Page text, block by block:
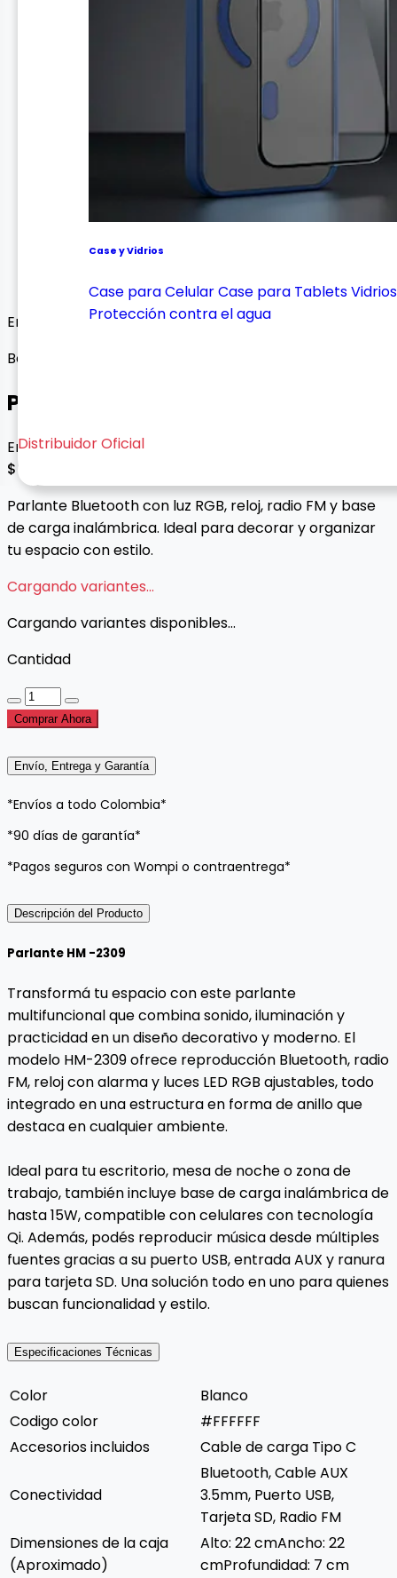
Case y Vidrios
Case para CelularCase para TabletsVidrios
Protección contra el agua
Distribuidor Oficial
Envío Gratis
Bocinas
Parlante Bluetooth HM-2309
Envío gratis con esta oferta
$ 160.000
Parlante Bluetooth con luz RGB, reloj, radio FM y base
de carga inalámbrica. Ideal para decorar y organizar
tu espacio con estilo.
Cargando variantes...
Cargando variantes disponibles...
Cantidad
Comprar Ahora
Envío, Entrega y Garantía
*Envíos a todo Colombia*
*90 días de garantía*
*Pagos seguros con Wompi o contraentrega*
Descripción del Producto
Parlante HM -2309
Transformá tu espacio con este parlante
multifuncional que combina sonido, iluminación y
practicidad en un diseño decorativo y moderno. El
modelo HM-2309 ofrece reproducción Bluetooth, radio
FM, reloj con alarma y luces LED RGB ajustables, todo
integrado en una estructura en forma de anillo que
destaca en cualquier ambiente.
Ideal para tu escritorio, mesa de noche o zona de
trabajo, también incluye base de carga inalámbrica de
hasta 15W, compatible con celulares con tecnología
Qi. Además, podés reproducir música desde múltiples
fuentes gracias a su puerto USB, entrada AUX y ranura
para tarjeta SD. Una solución todo en uno para quienes
buscan funcionalidad y estilo.
Especificaciones Técnicas
Color
Blanco
Codigo color
#FFFFFF
Accesorios incluidos
Cable de carga Tipo C
Conectividad
Bluetooth, Cable AUX
3.5mm, Puerto USB,
Tarjeta SD, Radio FM
Dimensiones de la caja
(Aproximado)
Alto: 22 cmAncho: 22
cmProfundidad: 7 cm